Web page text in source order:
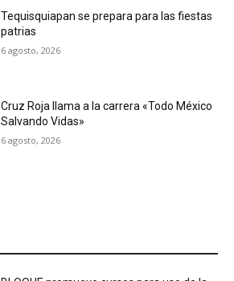
Tequisquiapan se prepara para las fiestas
patrias
6 agosto, 2026
Cruz Roja llama a la carrera «Todo México
Salvando Vidas»
6 agosto, 2026